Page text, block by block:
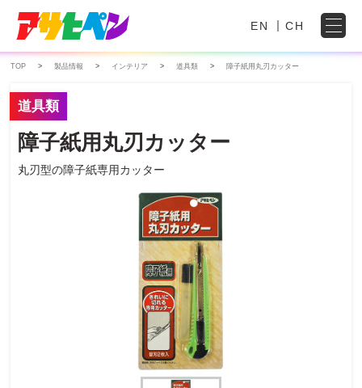
EN CH
TOP 製品情報 インテリア 道具類 障子紙用丸刃カッター
道具類
障子紙用丸刃カッター
丸刃型の障子紙専用カッター